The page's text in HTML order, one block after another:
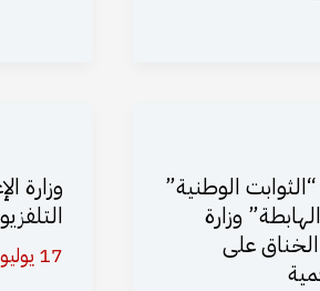
الوطنية”
وزارة
على
وزارة
17 يوليو، 2023